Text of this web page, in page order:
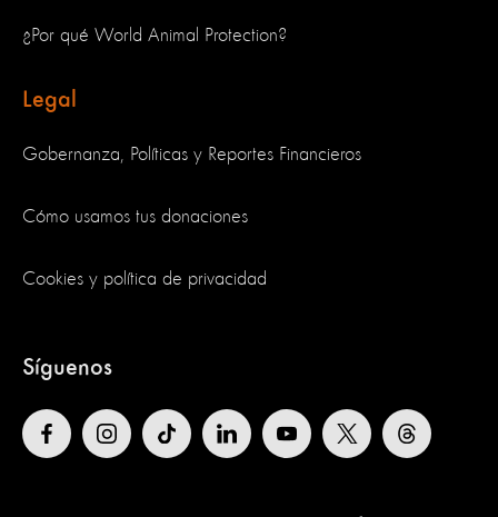
¿Por qué World Animal Protection?
Legal
Gobernanza, Políticas y Reportes Financieros
Cómo usamos tus donaciones
Cookies y política de privacidad
Síguenos